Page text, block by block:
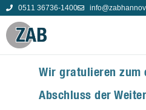
0511 36736-1400
Wir gratulieren zum
Abschluss der